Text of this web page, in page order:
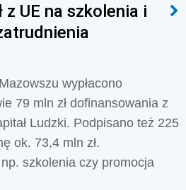
z UE na szkolenia i
wypłacono
79 mln zł dofinansowania z
Ludzki. Podpisano też 225
ok. 73,4 mln zł.
szkolenia czy promocja